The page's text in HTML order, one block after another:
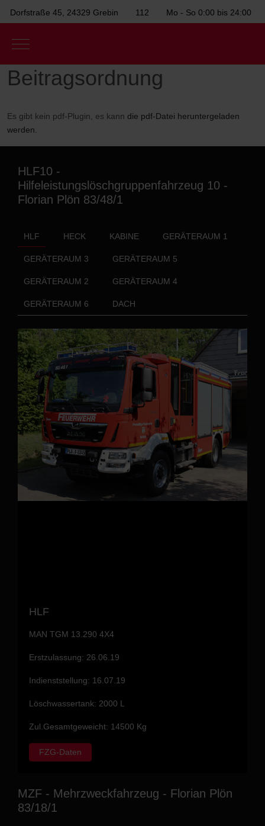
Dorfstraße 45, 24329 Grebin 112 Mo - So 0:00 bis 24:00
Mobile Menu Toggle
Beitragsordnung
Es gibt kein pdf-Plugin, es kann die pdf-Datei heruntergeladen
werden.
HLF10 -
Hilfeleistungslöschgruppenfahrzeug 10 -
Florian Plön 83/48/1
HLF HECK KABINE GERÄTERAUM 1
GERÄTERAUM 3 GERÄTERAUM 5
GERÄTERAUM 2 GERÄTERAUM 4
GERÄTERAUM 6 DACH
HLF
MAN TGM 13.290 4X4
Erstzulassung: 26.06.19
Indienststellung: 16.07.19
Löschwassertank: 2000 L
Zul.Gesamtgeweicht: 14500 Kg
FZG-Daten
MZF - Mehrzweckfahrzeug - Florian Plön
83/18/1